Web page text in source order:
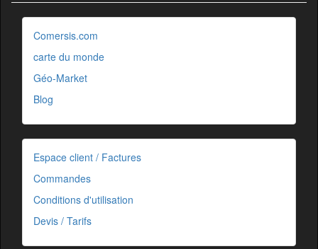
Comersis.com
carte du monde
Géo-Market
Blog
Espace client / Factures
Commandes
Conditions d'utilisation
Devis / Tarifs